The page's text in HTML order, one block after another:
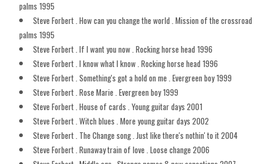
palms 1995
Steve Forbert . How can you change the world . Mission of the crossroad
palms 1995
Steve Forbert . If I want you now . Rocking horse head 1996
Steve Forbert . I know what I know . Rocking horse head 1996
Steve Forbert . Something's got a hold on me . Evergreen boy 1999
Steve Forbert . Rose Marie . Evergreen boy 1999
Steve Forbert . House of cards . Young guitar days 2001
Steve Forbert . Witch blues . More young guitar days 2002
Steve Forbert . The Change song . Just like there's nothin' to it 2004
Steve Forbert . Runaway train of love . Loose change 2006